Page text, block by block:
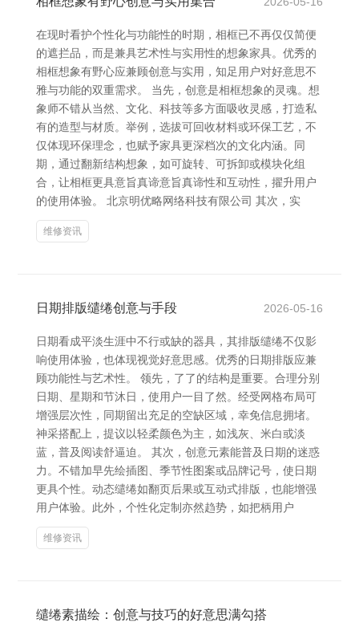
在现时看护个性化与功能性的时期，相框已不再仅仅简便
的遮拦品，而是兼具艺术性与实用性的想象家具。优秀的
相框想象有野心应兼顾创意与实用，知足用户对好意思不
雅与功能的双重需求。 当先，创意是相框想象的灵魂。想
象师不错从当然、文化、科技等多方面吸收灵感，打造私
有的造型与材质。举例，选拔可回收材料或环保工艺，不
仅体现环保理念，也赋予家具更深档次的文化内涵。同
期，通过翻新结构想象，如可旋转、可拆卸或模块化组
合，让相框更具意旨真谛意旨真谛性和互动性，擢升用户
的使用体验。 北京明优略网络科技有限公司 其次，实
维修资讯
日期排版缱绻创意与手段 2026-05-16
日期看成平淡生涯中不行或缺的器具，其排版缱绻不仅影
响使用体验，也体现视觉好意思感。优秀的日期排版应兼
顾功能性与艺术性。 领先，了了的结构是重要。合理分别
日期、星期和节沐日，使用户一目了然。经受网格布局可
增强层次性，同期留出充足的空缺区域，幸免信息拥堵。
神采搭配上，提议以轻柔颜色为主，如浅灰、米白或淡
蓝，普及阅读舒逼迫。 其次，创意元素能普及日期的迷惑
力。不错加早先绘插图、季节性图案或品牌记号，使日期
更具个性。动态缱绻如翻页后果或互动式排版，也能增强
用户体验。此外，个性化定制亦然趋势，如把柄用户
维修资讯
缱绻素描绘：创意与技巧的好意思满勾搭